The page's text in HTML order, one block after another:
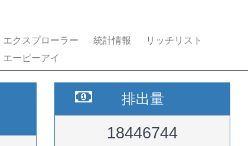
エクスプローラー 統計情報
リッチリスト
エーピーアイ
排出量
18446744